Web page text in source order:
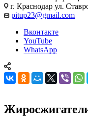
г. Краснодар ул.
pitup23@gmail.com
Вконтакте
YouTube
WhatsApp